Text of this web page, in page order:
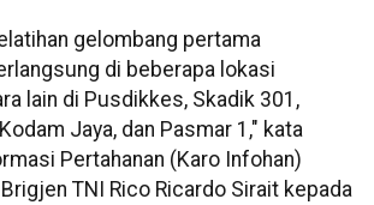
gelombang pertama
di beberapa lokasi
lain di Pusdikkes, Skadik 301,
Jaya, dan Pasmar 1," kata
Pertahanan (Karo Infohan)
TNI Rico Ricardo Sirait kepada